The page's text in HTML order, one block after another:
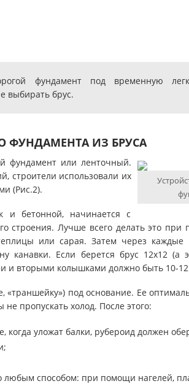
фундамент под временную
выбирать брус.
ФУНДАМЕНТА ИЗ БРУСА
фундамент или ленточный.
строители использовали их
(Рис.2).
и бетонной, начинается с
строения. Лучше всего делать это
или сарая. Затем через каждые
канавки. Если берется брус 12х12 (а
и вторыми колышками должно быть 10-
под основание. Ее
пропускать холод. После этого:
уложат балки, рубероид должен
способом: при помощи нагелей,